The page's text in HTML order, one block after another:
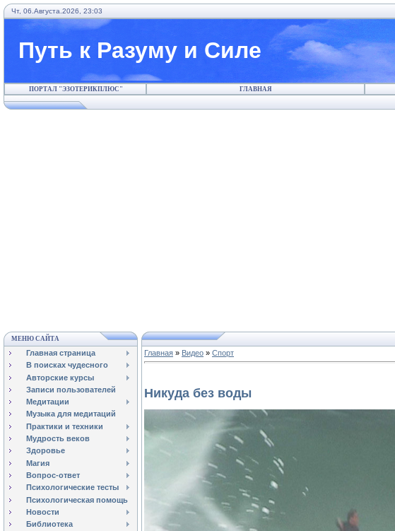
Чт, 06.Августа.2026, 23:03
Путь к Разуму и Силе
ПОРТАЛ "ЭЗОТЕРИКПЛЮС" ГЛАВНАЯ
МЕНЮ САЙТА
Главная страница
В поисках чудесного
Авторские курсы
Записи пользователей
Медитации
Музыка для медитаций
Практики и техники
Мудрость веков
Здоровье
Магия
Вопрос-ответ
Психологические тесты
Психологическая помощь
Новости
Библиотека
Главная » Видео » Спорт
Никуда без воды